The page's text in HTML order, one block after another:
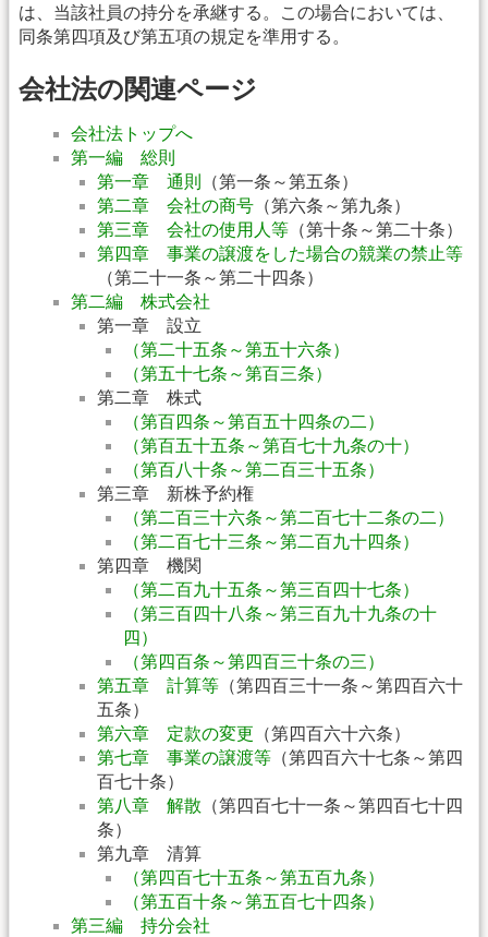
は、当該社員の持分を承継する。この場合においては、
同条第四項及び第五項の規定を準用する。
会社法の関連ページ
会社法トップへ
第一編 総則
第一章 通則
（第一条～第五条）
第二章 会社の商号 （第六条～第九条）
第三章 会社の使用人等 （第十条～第二十条）
第四章 事業の譲渡をした場合の競業の禁止等
（第二十一条～第二十四条）
第二編 株式会社
第一章 設立
（第二十五条～第五十六条）
（第五十七条～第百三条）
第二章 株式
（第百四条～第百五十四条の二）
（第百五十五条～第百七十九条の十）
（第百八十条～第二百三十五条）
第三章 新株予約権
（第二百三十六条～第二百七十二条の二）
（第二百七十三条～第二百九十四条）
第四章 機関
（第二百九十五条～第三百四十七条）
（第三百四十八条～第三百九十九条の十
四）
（第四百条～第四百三十条の三）
第五章 計算等 （第四百三十一条～第四百六十
五条）
第六章 定款の変更 （第四百六十六条）
第七章 事業の譲渡等 （第四百六十七条～第四
百七十条）
第八章 解散 （第四百七十一条～第四百七十四
条）
第九章 清算
（第四百七十五条～第五百九条）
（第五百十条～第五百七十四条）
第三編 持分会社